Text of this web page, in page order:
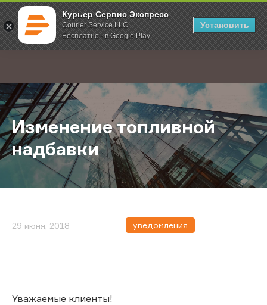
Курьер Сервис Экспресс
Courier Service LLC
Бесплатно - в Google Play
Установить
; Главная О компании Новости Изменение топливной надбавки
Изменение топливной
надбавки
29 июня, 2018 уведомления
Уважаемые клиенты!